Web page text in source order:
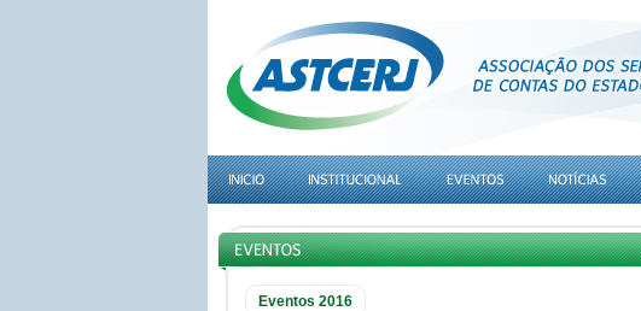
Eventos 2016